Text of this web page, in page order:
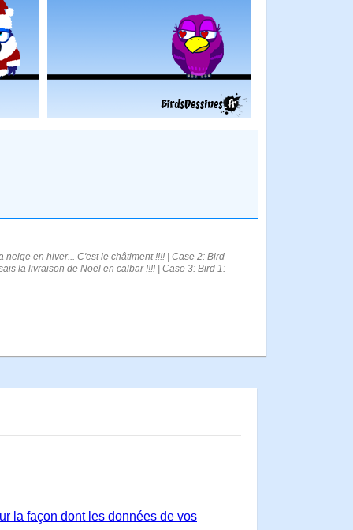
en hiver... C'est le châtiment !!!! | Case 2: Bird
la livraison de Noël en calbar !!!! | Case 3: Bird 1:
la façon dont les données de vos